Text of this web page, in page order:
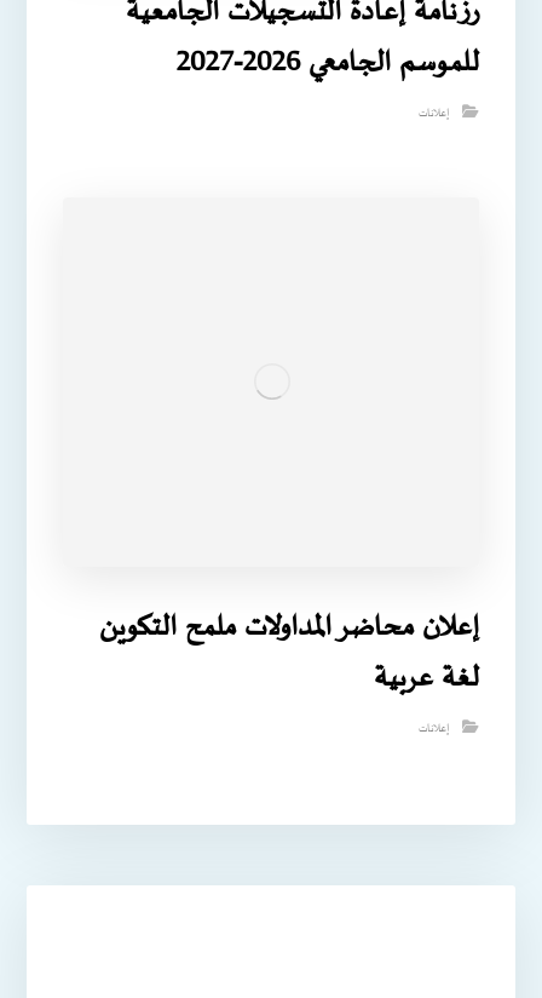
رزنامة إعادة التسجيلات الجامعية
للموسم الجامعي 2026-2027
إعلانات
إعلان محاضر المداولات ملمح التكوين
لغة عربية
إعلانات